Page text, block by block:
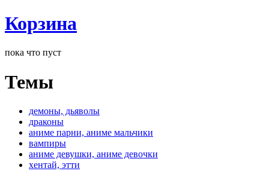
Корзина
пока что пуст
Темы
демоны, дьяволы
драконы
аниме парни, аниме мальчики
вампиры
аниме девушки, аниме девочки
хентай, этти